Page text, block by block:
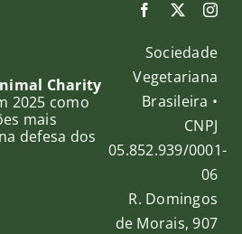
Charity
2025 como
mais
defesa dos
Sociedade
Vegetariana
Brasileira •
CNPJ
05.852.939/0001-
06
R. Domingos
de Morais, 907